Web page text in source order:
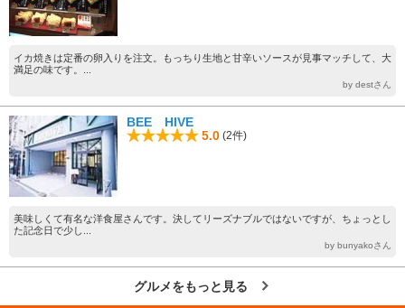
イカ焼きは定番の卵入りを注文。もっちり生地と甘辛いソースが見事マッチして、大
満足の味です。...
by destさん
BEE HIVE
5.0 (2件)
美味しくて有名な洋食屋さんです。決してリーズナブルではないですが、ちょっとし
た記念日で少し...
by bunyakoさん
グルメをもっと見る